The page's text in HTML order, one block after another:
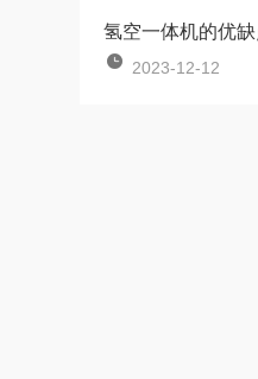
氢空一体机的优
2023-12-12